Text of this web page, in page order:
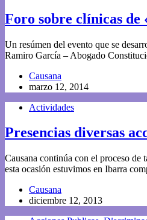
Foro sobre clínicas de
Un resúmen del evento que se
Ramiro García – Abogado
Causana
marzo 12, 2014
Actividades
Presencias diversas
Causana continúa con el proceso
esta ocasión estuvimos en Ibarra
Causana
diciembre 12, 2013